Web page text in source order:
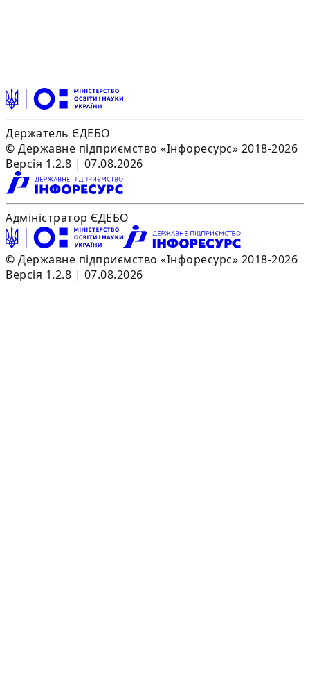
Держатель ЄДЕБО
© Державне підприємство «Інфоресурс» 2018-2026
Версія 1.2.8 | 07.08.2026
Адміністратор ЄДЕБО
© Державне підприємство «Інфоресурс» 2018-2026
Версія 1.2.8 | 07.08.2026